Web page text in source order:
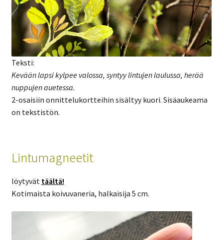
Teksti:
Kevään lapsi kylpee valossa, syntyy lintujen laulussa, herää
nuppujen auetessa.
2-osaisiin onnittelukortteihin sisältyy kuori. Sisäaukeama
on tekstistön.
Lintumagneetit
löytyvät täältä!
Kotimaista koivuvaneria, halkaisija 5 cm.